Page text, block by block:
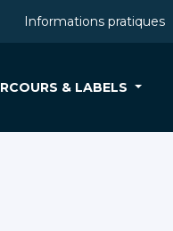
Informations pratiques
& LABELS